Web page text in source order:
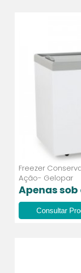
Freezer
Ação- Gelopar
Apenas
Consultar